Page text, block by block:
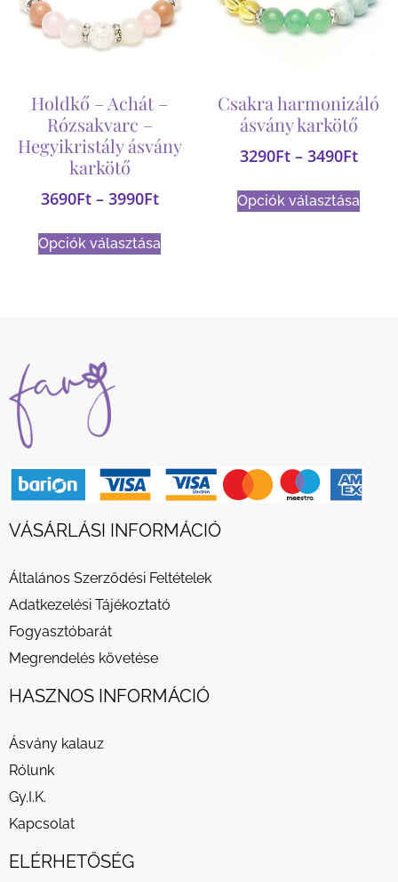
Holdkő – Achát –
Rózsakvarc –
Hegyikristály ásvány
karkötő
3690Ft – 3990Ft
Opciók választása
Csakra harmonizáló
ásvány karkötő
3290Ft – 3490Ft
Opciók választása
VÁSÁRLÁSI INFORMÁCIÓ
Általános Szerződési Feltételek
Adatkezelési Tájékoztató
Fogyasztóbarát
Megrendelés követése
HASZNOS INFORMÁCIÓ
Ásvány kalauz
Rólunk
Gy.I.K.
Kapcsolat
ELÉRHETŐSÉG